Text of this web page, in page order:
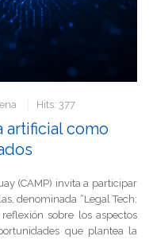
Hits: 377
artificial como
(CAMP) invita a participar
denominada “Legal Tech:
sobre los aspectos
que plantea la